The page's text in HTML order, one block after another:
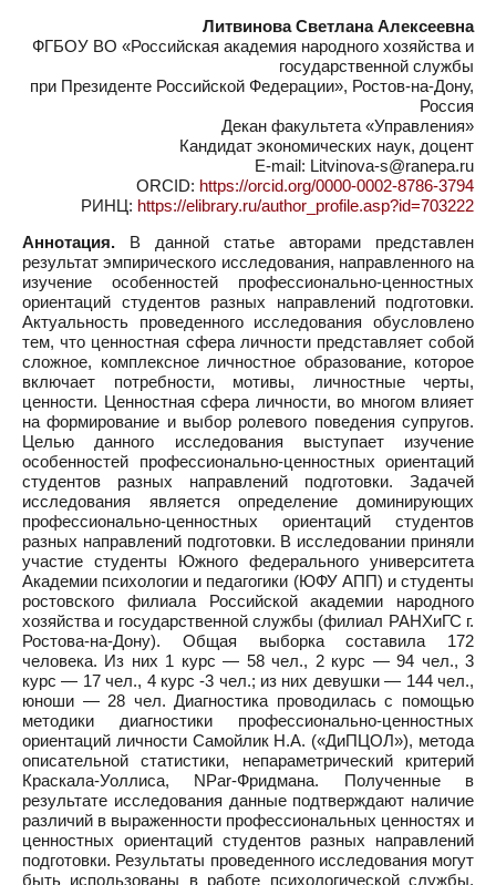
Литвинова Светлана Алексеевна
ФГБОУ ВО «Российская академия народного хозяйства и
государственной службы
при Президенте Российской Федерации», Ростов-на-Дону,
Россия
Декан факультета «Управления»
Кандидат экономических наук, доцент
E-mail: Litvinova-s@ranepa.ru
ORCID: https://orcid.org/0000-0002-8786-3794
РИНЦ: https://elibrary.ru/author_profile.asp?id=703222
Аннотация. В данной статье авторами представлен
результат эмпирического исследования, направленного на
изучение особенностей профессионально-ценностных
ориентаций студентов разных направлений подготовки.
Актуальность проведенного исследования обусловлено
тем, что ценностная сфера личности представляет собой
сложное, комплексное личностное образование, которое
включает потребности, мотивы, личностные черты,
ценности. Ценностная сфера личности, во многом влияет
на формирование и выбор ролевого поведения супругов.
Целью данного исследования выступает изучение
особенностей профессионально-ценностных ориентаций
студентов разных направлений подготовки. Задачей
исследования является определение доминирующих
профессионально-ценностных ориентаций студентов
разных направлений подготовки. В исследовании приняли
участие студенты Южного федерального университета
Академии психологии и педагогики (ЮФУ АПП) и студенты
ростовского филиала Российской академии народного
хозяйства и государственной службы (филиал РАНХиГС г.
Ростова-на-Дону). Общая выборка составила 172
человека. Из них 1 курс — 58 чел., 2 курс — 94 чел., 3
курс — 17 чел., 4 курс -3 чел.; из них девушки — 144 чел.,
юноши — 28 чел. Диагностика проводилась с помощью
методики диагностики профессионально-ценностных
ориентаций личности Самойлик Н.А. («ДиПЦОЛ»), метода
описательной статистики, непараметрический критерий
Краскала-Уоллиса, NPar-Фридмана. Полученные в
результате исследования данные подтверждают наличие
различий в выраженности профессиональных ценностях и
ценностных ориентаций студентов разных направлений
подготовки. Результаты проведенного исследования могут
быть использованы в работе психологической службы,